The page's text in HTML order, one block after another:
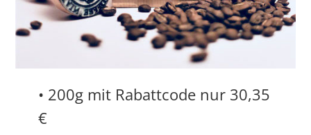
• 200g mit Rabattcode nur 30,35
€